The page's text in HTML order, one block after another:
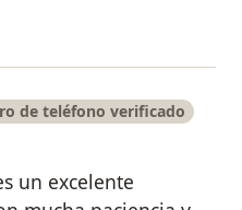
de teléfono verificado
un excelente